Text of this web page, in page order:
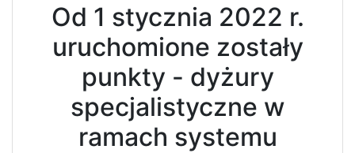
Od 1 stycznia 2022 r.
uruchomione zostały
punkty - dyżury
specjalistyczne w
ramach systemu